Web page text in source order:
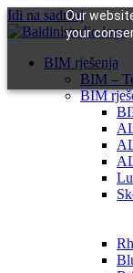
Our
your
Idi na sadržaj
BIM rješenja
BIM –
BIM